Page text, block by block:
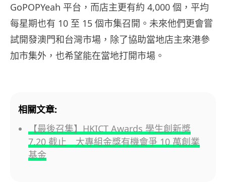
GoPOPYeah 平台，而店主更有約 4,000 個，平均
每星期也有 10 至 15 個市集召開。未來他們更會嘗
試開發澳門和台灣市場，除了協助當地店主來港參
加市集外，也希望能在當地打開市場。
相關文章:
【最後召集】HKICT Awards 學生創新獎
7.20 截止 大專組金獎有機會爭 10 萬創業
基金